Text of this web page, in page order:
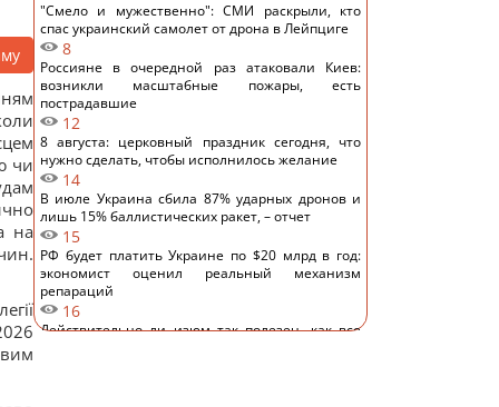
чи
на
"Смело и мужественно": СМИ раскрыли, кто
спас украинский самолет от дрона в Лейпциге
8
Россияне в очередной раз атаковали Киев:
возникли масштабные пожары, есть
пострадавшие
12
8 августа: церковный праздник сегодня, что
нужно сделать, чтобы исполнилось желание
14
В июле Украина сбила 87% ударных дронов и
лишь 15% баллистических ракет, – отчет
15
РФ будет платить Украине по $20 млрд в год:
экономист оценил реальный механизм
репараций
16
Действительно ли изюм так полезен, как все